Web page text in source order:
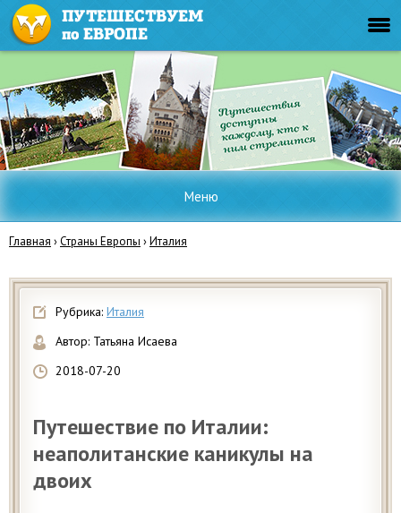
Меню
Главная ›Страны Европы ›Италия
Рубрика: Италия
Автор: Татьяна Исаева
2018-07-20
Путешествие по Италии:
неаполитанские каникулы на
двоих